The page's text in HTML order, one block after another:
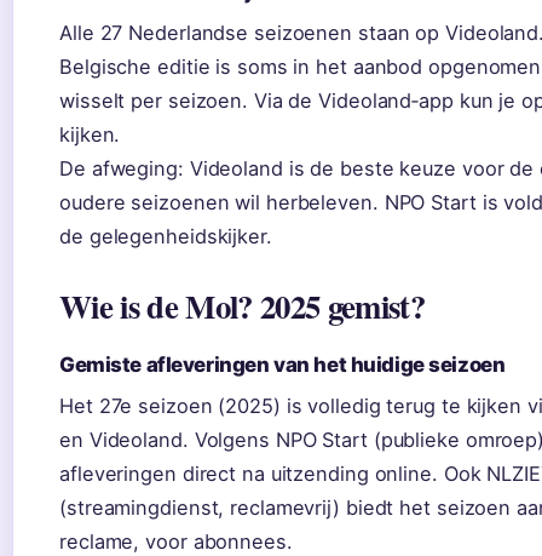
Alle 27 Nederlandse seizoenen staan op
Belgische editie is soms in het aanbod
wisselt per seizoen. Via de Videoland‑app kun je
kijken.
De afweging: Videoland is de beste keuze voor
oudere seizoenen wil herbeleven. NPO Start is
de gelegenheidskijker.
Wie is de Mol? 2025 gemist?
Gemiste afleveringen van het huidige seizoen
Het 27e seizoen (2025) is volledig terug te kijken
en Videoland. Volgens NPO Start (publieke
afleveringen direct na uitzending online. Ook
(streamingdienst, reclamevrij) biedt het seizoen
reclame, voor abonnees.